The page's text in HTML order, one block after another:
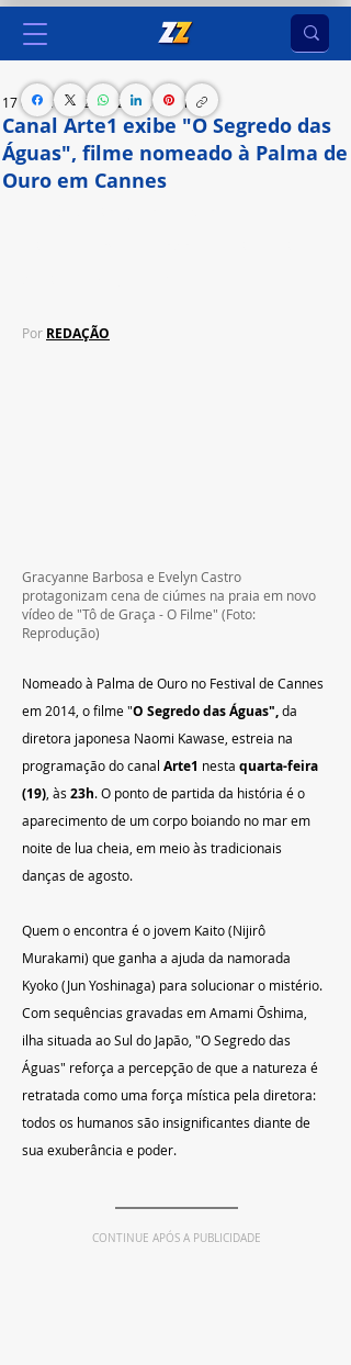
Canal Arte1 exibe "O Segredo das
Águas", filme nomeado à Palma de
Ouro em Cannes
17 de jun. de 2024 2 min de leitura
Por REDAÇÃO
Gracyanne Barbosa e Evelyn Castro
protagonizam cena de ciúmes na praia em novo
vídeo de "Tô de Graça - O Filme" (Foto:
Reprodução)
Nomeado à Palma de Ouro no Festival de Cannes
em 2014, o filme "O Segredo das Águas", da
diretora japonesa Naomi Kawase, estreia na
programação do canal Arte1 nesta quarta-feira
(19) , às 23h. O ponto de partida da história é o
aparecimento de um corpo boiando no mar em
noite de lua cheia, em meio às tradicionais
danças de agosto.
Quem o encontra é o jovem Kaito (Nijirô
Murakami) que ganha a ajuda da namorada
Kyoko (Jun Yoshinaga) para solucionar o mistério.
Com sequências gravadas em Amami Ōshima,
ilha situada ao Sul do Japão, "O Segredo das
Águas" reforça a percepção de que a natureza é
retratada como uma força mística pela diretora:
todos os humanos são insignificantes diante de
sua exuberância e poder.
CONTINUE APÓS A PUBLICIDADE